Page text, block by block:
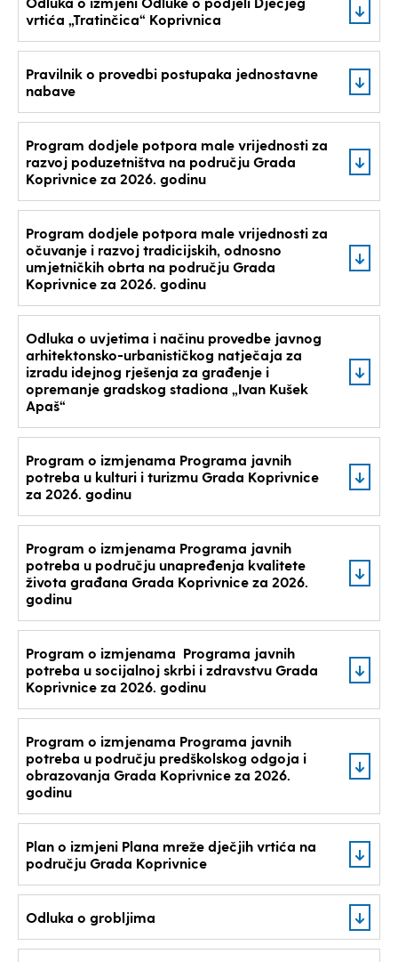
vrtića „Tratinčica“ Koprivnica
Pravilnik o provedbi postupaka jednostavne
nabave
Program dodjele potpora male vrijednosti za
razvoj poduzetništva na području Grada
Koprivnice za 2026. godinu
Program dodjele potpora male vrijednosti za
očuvanje i razvoj tradicijskih, odnosno
umjetničkih obrta na području Grada
Koprivnice za 2026. godinu
Odluka o uvjetima i načinu provedbe javnog
arhitektonsko-urbanističkog natječaja za
izradu idejnog rješenja za građenje i
opremanje gradskog stadiona „Ivan Kušek
Apaš“
Program o izmjenama Programa javnih
potreba u kulturi i turizmu Grada Koprivnice
za 2026. godinu
Program o izmjenama Programa javnih
potreba u području unapređenja kvalitete
života građana Grada Koprivnice za 2026.
godinu
Program o izmjenama Programa javnih
potreba u socijalnoj skrbi i zdravstvu Grada
Koprivnice za 2026. godinu
Program o izmjenama Programa javnih
potreba u području predškolskog odgoja i
obrazovanja Grada Koprivnice za 2026.
godinu
Plan o izmjeni Plana mreže dječjih vrtića na
području Grada Koprivnice
Odluka o grobljima